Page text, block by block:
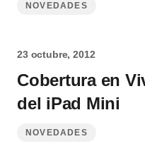
NOVEDADES
23 octubre, 2012
Cobertura en
del iPad Mini
NOVEDADES